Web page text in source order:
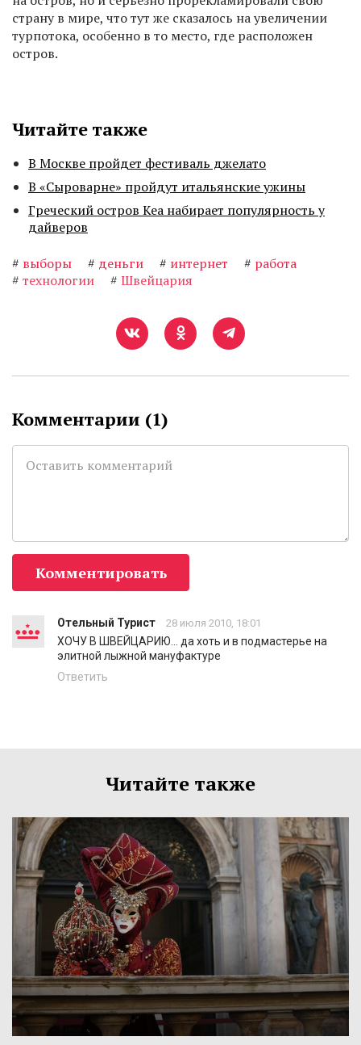
страну в мире, что тут же сказалось на увеличении
турпотока, особенно в то место, где расположен
остров.
Читайте также
В Москве пройдет фестиваль джелато
В «Сыроварне» пройдут итальянские ужины
Греческий остров Кеа набирает популярность у
дайверов
# выборы # деньги # интернет # работа
# технологии # Швейцария
Комментарии (1)
Комментировать
Отельный Турист 28 июля 2010, 18:01
ХОЧУ В ШВЕЙЦАРИЮ... да хоть и в подмастерье на
элитной лыжной мануфактуре
Ответить
Читайте также